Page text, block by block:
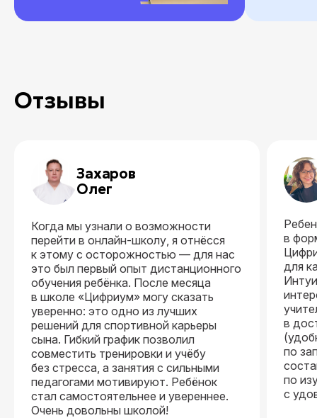
Отзывы
Захаров
Олег
Когда мы узнали о возможности
перейти в онлайн-школу, я отнёсся
к этому с осторожностью — для нас
это был первый опыт дистанционного
обучения ребёнка. После месяца
в школе «Цифриум» могу сказать
уверенно: это одно из лучших
решений для спортивной карьеры
сына. Гибкий график позволил
совместить тренировки и учёбу
без стресса, а занятия с сильными
педагогами мотивируют. Ребёнок
стал самостоятельнее и увереннее.
Очень довольны школой!
в
для
в
по
по
с